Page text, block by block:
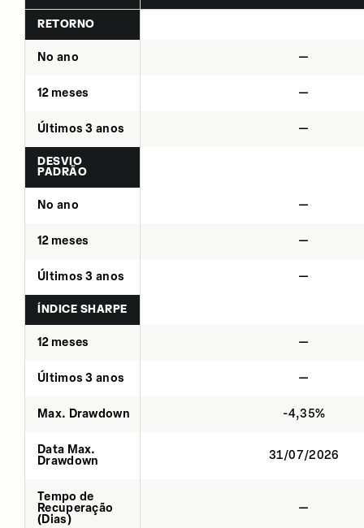
RETORNO
No ano —
12 meses —
Últimos 3 anos —
DESVIO
PADRÃO
No ano —
12 meses —
Últimos 3 anos —
ÍNDICE SHARPE
12 meses —
Últimos 3 anos —
Max. Drawdown -4,35%
Data Max.
Drawdown
31/07/2026
Tempo de
Recuperação
(Dias)
—